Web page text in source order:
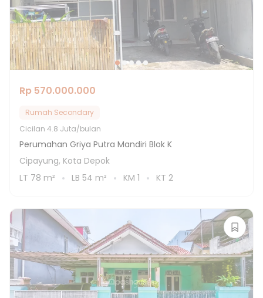
Rp 570.000.000
Rumah Secondary
Cicilan 4.8 Juta/bulan
Perumahan Griya Putra Mandiri Blok K
Cipayung, Kota Depok
LT 78 m² LB 54 m² KM 1 KT 2